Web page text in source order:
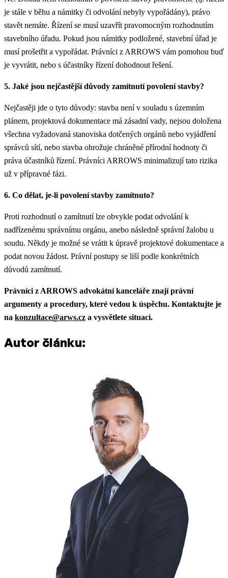
je stále v běhu a námitky či odvolání nebyly vypořádány), právo
stavět nemáte. Řízení se musí uzavřít pravomocným rozhodnutím
stavebního úřadu. Pokud jsou námitky podložené, stavební úřad je
musí prošetřit a vypořádat. Právníci z ARROWS vám pomohou buď
je vyvrátit, nebo s účastníky řízení dohodnout řešení.
5. Jaké jsou nejčastější důvody zamítnutí povolení stavby?
Nejčastěji jde o tyto důvody: stavba není v souladu s územním
plánem, projektová dokumentace má zásadní vady, nejsou doložena
všechna vyžadovaná stanoviska dotčených orgánů nebo vyjádření
správců sítí, nebo stavba ohrožuje chráněné přírodní hodnoty či
práva účastníků řízení. Právníci ARROWS minimalizují tato rizika
už v přípravné fázi.
6. Co dělat, je-li povolení stavby zamítnuto?
Proti rozhodnutí o zamítnutí lze obvykle podat odvolání k
nadřízenému správnímu orgánu, anebo následně správní žalobu u
soudu. Někdy je možné se vrátit k úpravě projektové dokumentace a
podat novou žádost. Právní postupy se liší podle konkrétních
důvodů zamítnutí.
Právníci z ARROWS advokátní kanceláře znají právní
argumenty a procedury, které vedou k úspěchu. Kontaktujte je
na konzultace@arws.cz a vysvětlete situaci.
Autor článku: